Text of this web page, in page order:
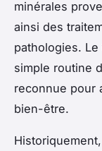
minérales
ainsi des
pathologies. Le
simple routine
reconnue pour
bien-être.